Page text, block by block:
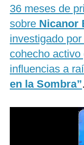
España
Internacional
Tecnología
Club del Suscriptor
Mix
36 meses de
sobre Nicanor
investigado
cohecho
influencias a
en la Sombra”.